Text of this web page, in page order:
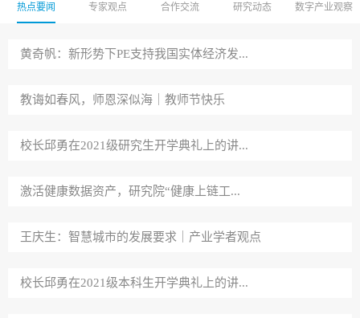
热点要闻 专家观点 合作交流 研究动态 数字产业观察
黄奇帆：新形势下PE支持我国实体经济发...
教诲如春风，师恩深似海｜教师节快乐
校长邱勇在2021级研究生开学典礼上的讲...
激活健康数据资产，研究院“健康上链工...
王庆生：智慧城市的发展要求｜产业学者观点
校长邱勇在2021级本科生开学典礼上的讲...